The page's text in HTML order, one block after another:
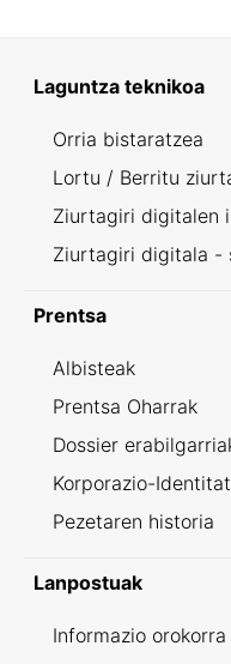
Laguntza teknikoa
Orria bistaratzea
Lortu / Berritu
Ziurtagiri digitalen
Ziurtagiri digitala -
Prentsa
Albisteak
Prentsa Oharrak
Dossier
Korporazio-
Pezetaren historia
Lanpostuak
Informazio orokorra